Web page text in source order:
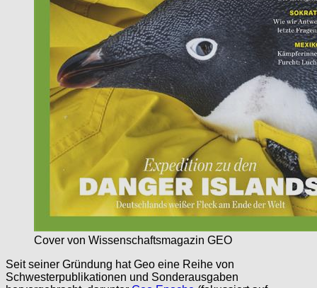
Cover von Wissenschaftsmagazin GEO
Seit seiner Gründung hat Geo eine Reihe von
Schwesterpublikationen und Sonderausgaben